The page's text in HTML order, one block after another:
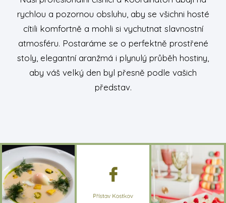
rychlou a pozornou obsluhu, aby se všichni hosté
cítili komfortně a mohli si vychutnat slavnostní
atmosféru. Postaráme se o perfektně prostřené
stoly, elegantní aranžmá i plynulý průběh hostiny,
aby váš velký den byl přesně podle vašich
představ.